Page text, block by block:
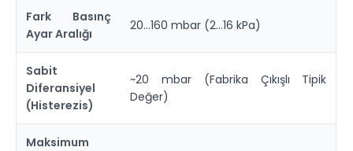
Fark Basınç
Ayar Aralığı
20...160 mbar (2...16 kPa)
Sabit
Diferansiyel
(Histerezis)
~20 mbar (Fabrika Çıkışlı Tipik
Değer)
Maksimum